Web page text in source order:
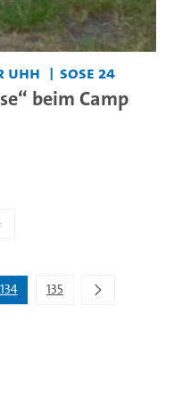
SoSe 24
beim Camp
Use TAB to navigate.
134 135